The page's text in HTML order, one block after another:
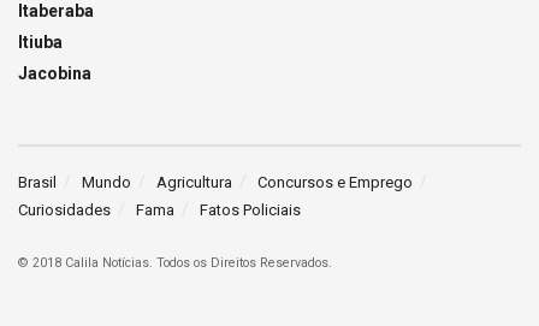
Itaberaba
Itiuba
Jacobina
Brasil Mundo Agricultura
Concursos e Emprego
Curiosidades
Fama Fatos Policiais
© 2018 Calila Notícias. Todos os Direitos Reservados.